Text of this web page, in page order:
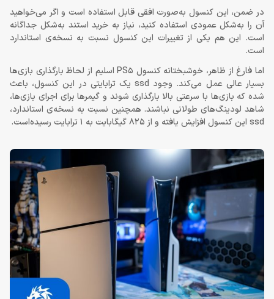
در ضمن، این کنسول به‌صورت افقی قابل استفاده است و اگر می‌خواهید
آن را به‌شکل عمودی استفاده کنید، نیاز به خرید استند به‌شکل جداگانه
است. این هم یکی از تغییرات این کنسول نسبت به نسخه‌ی استاندارد
است.
اما فارغ از ظاهر، خوشبختانه کنسول PS5 اسلیم از لحاظ بارگذاری بازی‌ها
بسیار عالی عمل می‌کند. وجود ssd یک ترابایتی در این کنسول، باعث
شده که بازی‌ها با سرعتی بالا بارگذاری شوند و گیمرها برای اجرای بازی‌ها،
شاهد لودینگ‌های طولانی نباشند. همچنین نسبت به نسخه‌ی استاندارد،
ssd این کنسول افزایش یافته و از 825 گیگابایت به 1 ترابایت رسیده‌است.